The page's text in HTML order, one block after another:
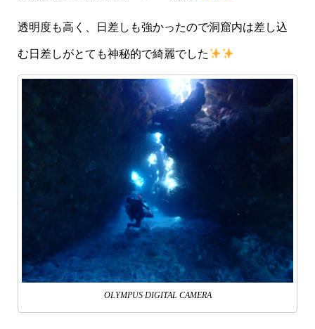
透明度も高く、日差しも強かったので洞窟内は差し込
む日差しがとても神秘的で綺麗でした
OLYMPUS DIGITAL CAMERA